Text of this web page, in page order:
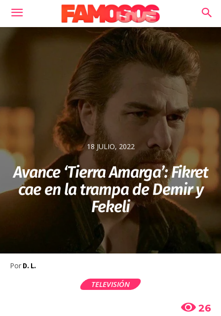
18 JULIO, 2022
Avance ‘Tierra Amarga’: Fikret
cae en la trampa de Demir y
Fekeli
Por D. L.
TELEVISIÓN
26